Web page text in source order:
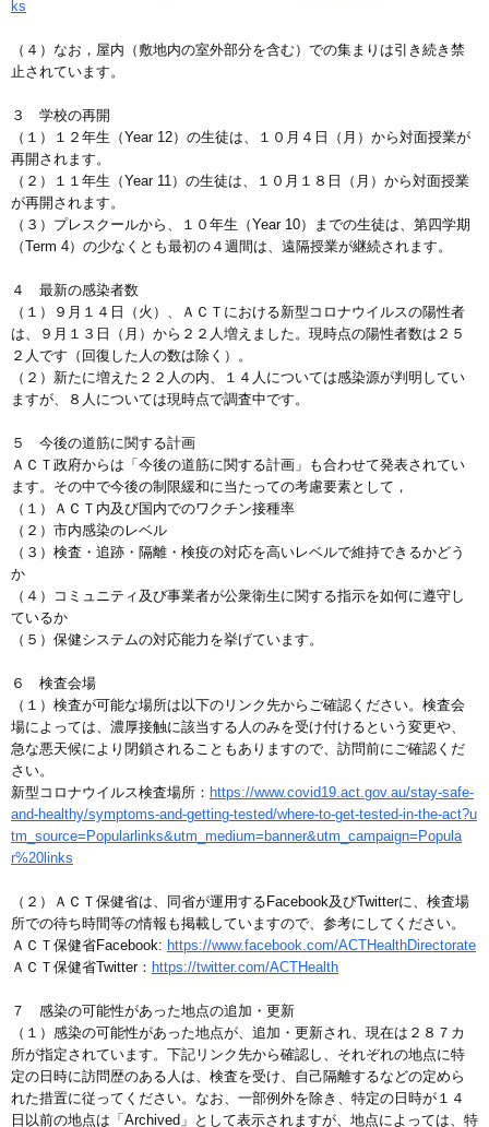
ks
（４）なお，屋内（敷地内の室外部分を含む）での集まりは引き続き禁
止されています。
３ 学校の再開
（１）１２年生（Year 12）の生徒は、１０月４日（月）から対面授業が
再開されます。
（２）１１年生（Year 11）の生徒は、１０月１８日（月）から対面授業
が再開されます。
（３）プレスクールから、１０年生（Year 10）までの生徒は、第四学期
（Term 4）の少なくとも最初の４週間は、遠隔授業が継続されます。
４ 最新の感染者数
（１）９月１４日（火）、ＡＣＴにおける新型コロナウイルスの陽性者
は、９月１３日（月）から２２人増えました。現時点の陽性者数は２５
２人です（回復した人の数は除く）。
（２）新たに増えた２２人の内、１４人については感染源が判明してい
ますが、８人については現時点で調査中です。
５ 今後の道筋に関する計画
ＡＣＴ政府からは「今後の道筋に関する計画」も合わせて発表されてい
ます。その中で今後の制限緩和に当たっての考慮要素として，
（１）ＡＣＴ内及び国内でのワクチン接種率
（２）市内感染のレベル
（３）検査・追跡・隔離・検疫の対応を高いレベルで維持できるかどう
か
（４）コミュニティ及び事業者が公衆衛生に関する指示を如何に遵守し
ているか
（５）保健システムの対応能力を挙げています。
６ 検査会場
（１）検査が可能な場所は以下のリンク先からご確認ください。検査会
場によっては、濃厚接触に該当する人のみを受け付けるという変更や、
急な悪天候により閉鎖されることもありますので、訪問前にご確認くだ
さい。
新型コロナウイルス検査場所： https://www.covid19.act.gov.au/stay-safe-
and-healthy/symptoms-and-getting-tested/where-to-get-tested-in-the-act?u
tm_source=Popularlinks&utm_medium=banner&utm_campaign=Popula
r%20links
（２）ＡＣＴ保健省は、同省が運用するFacebook及びTwitterに、検査場
所での待ち時間等の情報も掲載していますので、参考にしてください。
ＡＣＴ保健省Facebook: https://www.facebook.com/ACTHealthDirectorate
ＡＣＴ保健省Twitter： https://twitter.com/ACTHealth
７ 感染の可能性があった地点の追加・更新
（１）感染の可能性があった地点が、追加・更新され、現在は２８７カ
所が指定されています。下記リンク先から確認し、それぞれの地点に特
定の日時に訪問歴のある人は、検査を受け、自己隔離するなどの定めら
れた措置に従ってください。なお、一部例外を除き、特定の日時が１４
日以前の地点は「Archived」として表示されますが、地点によっては、特